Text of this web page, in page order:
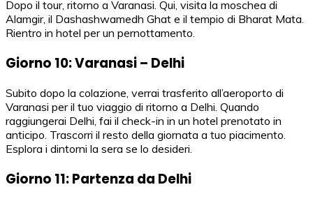
Dopo il tour, ritorno a Varanasi. Qui, visita la moschea di
Alamgir, il Dashashwamedh Ghat e il tempio di Bharat Mata.
Rientro in hotel per un pernottamento.
Giorno 10: Varanasi – Delhi
Subito dopo la colazione, verrai trasferito all’aeroporto di
Varanasi per il tuo viaggio di ritorno a Delhi. Quando
raggiungerai Delhi, fai il check-in in un hotel prenotato in
anticipo. Trascorri il resto della giornata a tuo piacimento.
Esplora i dintorni la sera se lo desideri.
Giorno 11: Partenza da Delhi